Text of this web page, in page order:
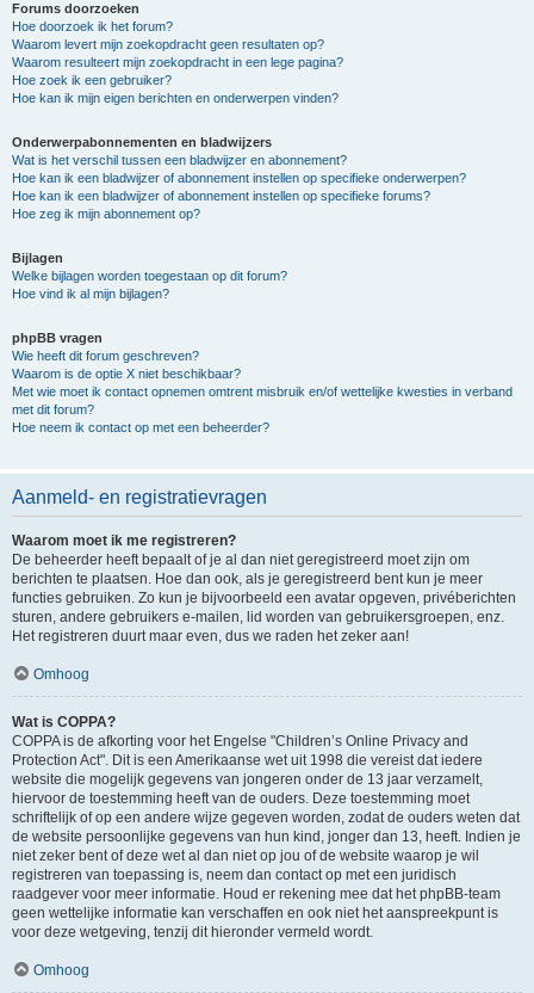
Forums doorzoeken
Hoe doorzoek ik het forum?
Waarom levert mijn zoekopdracht geen resultaten op?
Waarom resulteert mijn zoekopdracht in een lege pagina?
Hoe zoek ik een gebruiker?
Hoe kan ik mijn eigen berichten en onderwerpen vinden?
Onderwerpabonnementen en bladwijzers
Wat is het verschil tussen een bladwijzer en abonnement?
Hoe kan ik een bladwijzer of abonnement instellen op specifieke onderwerpen?
Hoe kan ik een bladwijzer of abonnement instellen op specifieke forums?
Hoe zeg ik mijn abonnement op?
Bijlagen
Welke bijlagen worden toegestaan op dit forum?
Hoe vind ik al mijn bijlagen?
phpBB vragen
Wie heeft dit forum geschreven?
Waarom is de optie X niet beschikbaar?
Met wie moet ik contact opnemen omtrent misbruik en/of wettelijke kwesties in verband
met dit forum?
Hoe neem ik contact op met een beheerder?
Aanmeld- en registratievragen
Waarom moet ik me registreren?
De beheerder heeft bepaalt of je al dan niet geregistreerd moet zijn om
berichten te plaatsen. Hoe dan ook, als je geregistreerd bent kun je meer
functies gebruiken. Zo kun je bijvoorbeeld een avatar opgeven, privéberichten
sturen, andere gebruikers e-mailen, lid worden van gebruikersgroepen, enz.
Het registreren duurt maar even, dus we raden het zeker aan!
Omhoog
Wat is COPPA?
COPPA is de afkorting voor het Engelse "Children’s Online Privacy and
Protection Act". Dit is een Amerikaanse wet uit 1998 die vereist dat iedere
website die mogelijk gegevens van jongeren onder de 13 jaar verzamelt,
hiervoor de toestemming heeft van de ouders. Deze toestemming moet
schriftelijk of op een andere wijze gegeven worden, zodat de ouders weten dat
de website persoonlijke gegevens van hun kind, jonger dan 13, heeft. Indien je
niet zeker bent of deze wet al dan niet op jou of de website waarop je wil
registreren van toepassing is, neem dan contact op met een juridisch
raadgever voor meer informatie. Houd er rekening mee dat het phpBB-team
geen wettelijke informatie kan verschaffen en ook niet het aanspreekpunt is
voor deze wetgeving, tenzij dit hieronder vermeld wordt.
Omhoog